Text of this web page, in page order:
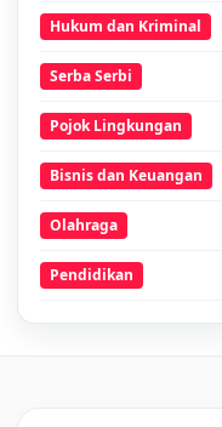
Hukum dan Kriminal
Serba Serbi
Pojok Lingkungan
Bisnis dan Keuangan
Olahraga
Pendidikan